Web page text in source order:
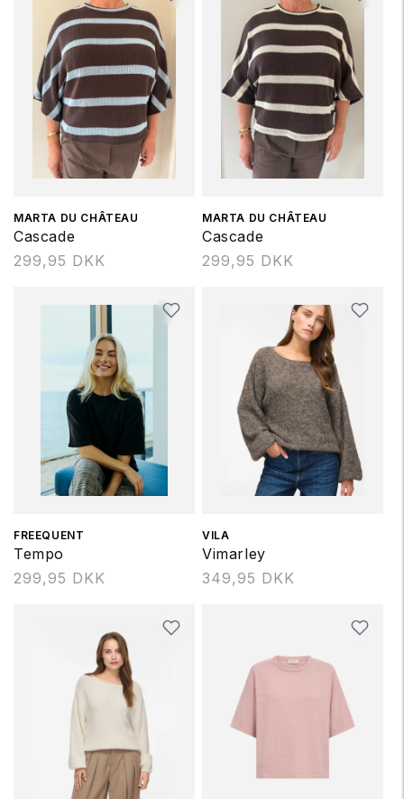
Forhandler:
MARTA DU CHÂTEAU
Cascade
Normalpris
299,95 DKK
Forhandler:
MARTA DU CHÂTEAU
Cascade
Normalpris
299,95 DKK
Forhandler:
FREEQUENT
Tempo
Normalpris
299,95 DKK
Forhandler:
VILA
Vimarley
Normalpris
349,95 DKK